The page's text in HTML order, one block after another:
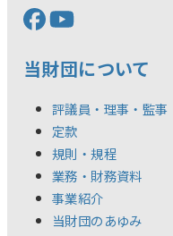
当財団について
評議員・理事・監事
定款
規則・規程
業務・財務資料
事業紹介
当財団のあゆみ